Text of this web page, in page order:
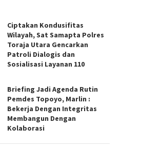
Ciptakan Kondusifitas
Wilayah, Sat Samapta Polres
Toraja Utara Gencarkan
Patroli Dialogis dan
Sosialisasi Layanan 110
Briefing Jadi Agenda Rutin
Pemdes Topoyo, Marlin :
Bekerja Dengan Integritas
Membangun Dengan
Kolaborasi